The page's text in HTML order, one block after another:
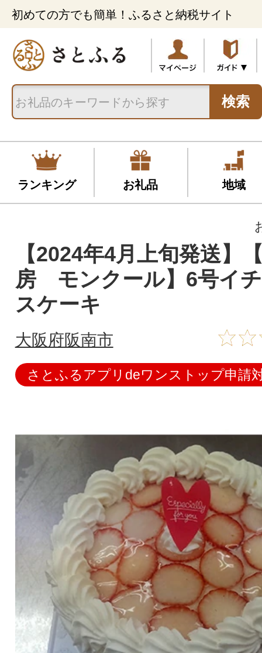
初めての方でも簡単！ふるさと納税サイト
検索
ランキング お礼品 地域
【2024年4月上旬発送】
房 モンクール】6号イ
スケーキ
大阪府阪南市
さとふるアプリdeワンストップ申請